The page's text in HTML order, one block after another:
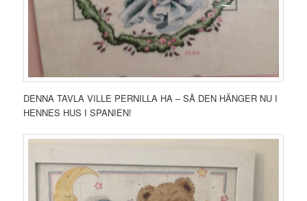
DENNA TAVLA VILLE PERNILLA HA – SÅ DEN HÄNGER NU I
HENNES HUS I SPANIEN!